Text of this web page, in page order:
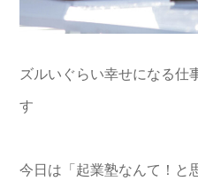
ズルいぐらい幸せになる仕
す
今日は「起業塾なんて！と